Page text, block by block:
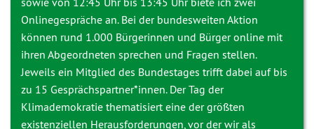
Onlinegespräche an. Bei der bundesweiten Aktion
können rund 1.000 Bürgerinnen und Bürger online mit
ihren Abgeordneten sprechen und Fragen stellen.
Jeweils ein Mitglied des Bundestages trifft dabei auf bis
zu 15 Gesprächspartner*innen. Der Tag der
Klimademokratie thematisiert eine der größten
existenziellen Herausforderungen, vor der wir als